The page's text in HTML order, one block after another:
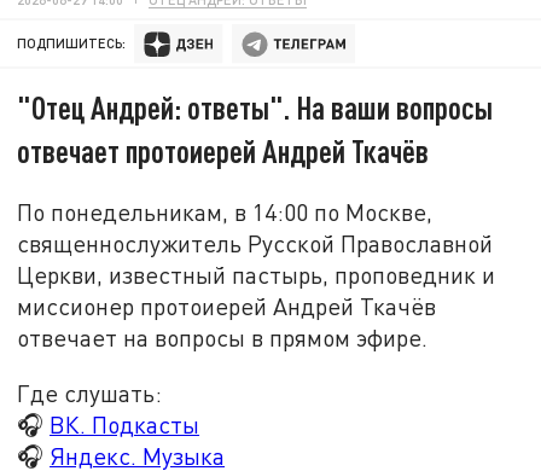
ПОДПИШИТЕСЬ:
"Отец Андрей: ответы". На ваши вопросы
отвечает протоиерей Андрей Ткачёв
По понедельникам, в 14:00 по Москве,
священнослужитель Русской Православной
Церкви, известный пастырь, проповедник и
миссионер протоиерей Андрей Ткачёв
отвечает на вопросы в прямом эфире.
Где слушать:
🎧 ВК. Подкасты
🎧 Яндекс. Музыка